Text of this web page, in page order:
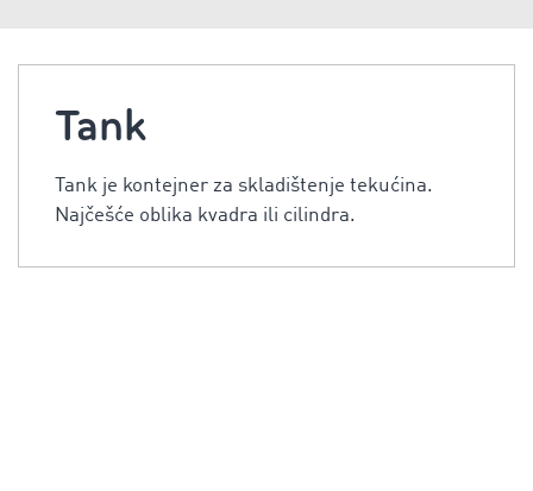
Tank
Tank je kontejner za skladištenje tekućina.
Najčešće oblika kvadra ili cilindra.